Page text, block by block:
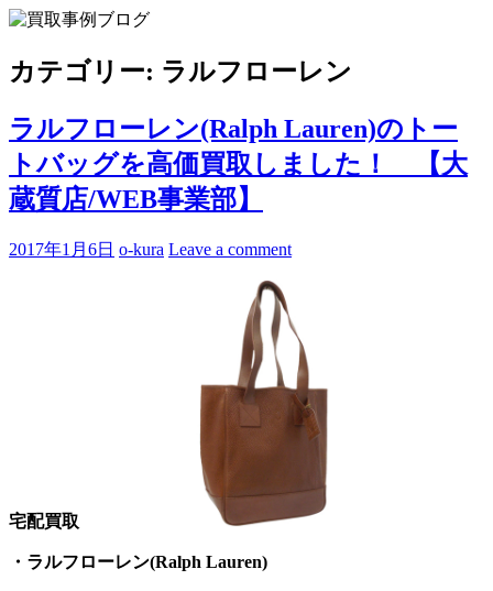
Skip
content
ポイントや高額買取のコツをお知らせします。
カテゴリー: ラルフローレン
ラルフローレン(Ralph Lauren)のトー
トバッグを高価買取しました！ 【大
蔵質店/WEB事業部】
2017年1月6日 o-kura Leave a comment
宅配買取
・ラルフローレン(Ralph Lauren)